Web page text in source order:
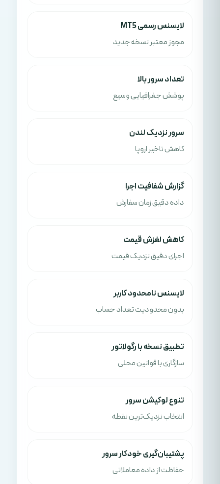
لایسنس رسمی MT5
مجوز معتبر نسخه جدید
تعداد سرور بالا
پوشش جغرافیایی وسیع
سرور نزدیک لندن
کاهش تاخیر اروپا
گزارش شفافیت اجرا
داده دقیق زمان سفارش
کاهش لغزش قیمت
اجرای دقیق نزدیک قیمت
لایسنس نامحدود کاربر
بدون محدودیت تعداد حساب
تطبیق نسخه با رگولاتور
سازگاری با قوانین محلی
تنوع لوکیشن سرور
انتخاب نزدیک‌ترین نقطه
پشتیبان‌گیری خودکار سرور
حفاظت از داده معاملاتی